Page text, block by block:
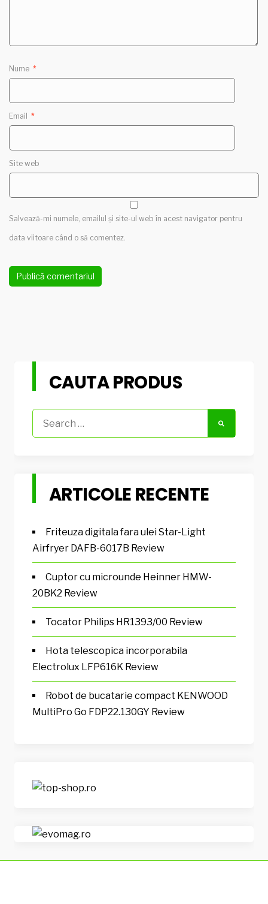
Nume *
Email *
Site web
Salvează-mi numele, emailul și site-ul web în acest navigator pentru
data viitoare când o să comentez.
CAUTA PRODUS
for:
ARTICOLE RECENTE
Friteuza digitala fara ulei Star-Light
Airfryer DAFB-6017B Review
Cuptor cu microunde Heinner HMW-
20BK2 Review
Tocator Philips HR1393/00 Review
Hota telescopica incorporabila
Electrolux LFP616K Review
Robot de bucatarie compact KENWOOD
MultiPro Go FDP22.130GY Review